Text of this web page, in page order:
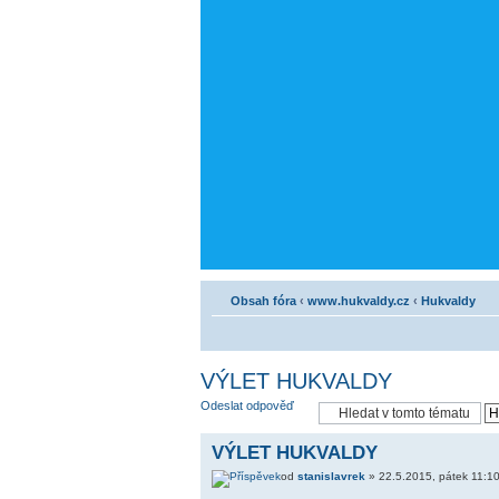
Obsah fóra ‹ www.hukvaldy.cz ‹ Hukvaldy
VÝLET HUKVALDY
Odeslat odpověď
VÝLET HUKVALDY
od stanislavrek » 22.5.2015, pátek 11:10